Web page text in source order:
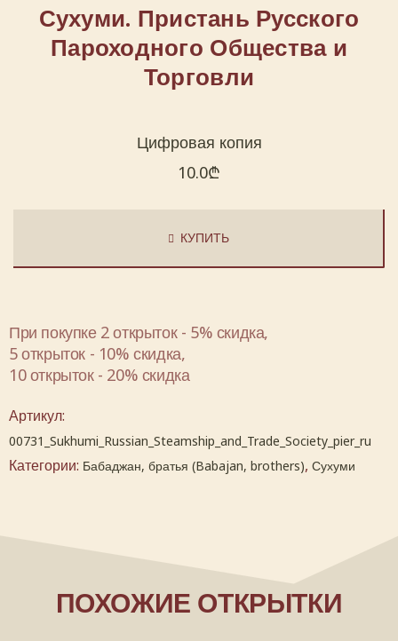
Сухуми. Пристань Русского
Пароходного Общества и
Торговли
Цифровая копия
10.0₾
КУПИТЬ
При покупке 2 открыток - 5% скидка,
5 открыток - 10% скидка,
10 открыток - 20% скидка
Артикул:
00731_Sukhumi_Russian_Steamship_and_Trade_Society_pier_ru
Категории: Бабаджан, братья (Babajan, brothers), Сухуми
ПОХОЖИЕ ОТКРЫТКИ